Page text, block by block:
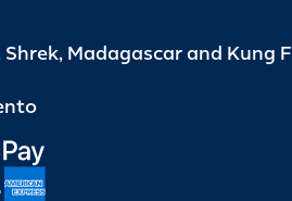
Madagascar and Kung